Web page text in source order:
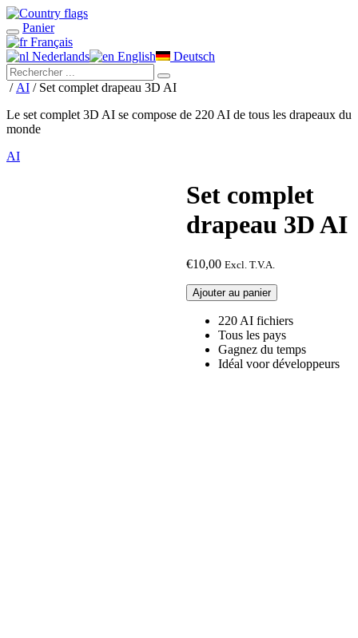
Panier
Français
Nederlands
English Deutsch
/ AI / Set complet drapeau 3D AI
Le set complet 3D AI se compose de 220 AI de tous les drapeaux du
monde
AI
Set complet
drapeau 3D AI
€10,00 Excl. T.V.A.
quantité
de
complet
drapeau
Ajouter au panier
220 AI fichiers
Tous les pays
Gagnez du temps
Idéal voor développeurs